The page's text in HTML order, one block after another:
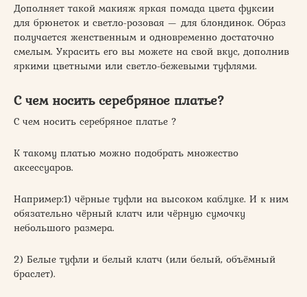
Дополняет такой макияж яркая помада цвета фуксии
для брюнеток и светло-розовая — для блондинок. Образ
получается женственным и одновременно достаточно
смелым. Украсить его вы можете на свой вкус, дополнив
яркими цветными или светло-бежевыми туфлями.
С чем носить серебряное платье?
С чем носить серебряное платье ?
К такому платью можно подобрать множество
аксессуаров.
Например:1) чёрные туфли на высоком каблуке. И к ним
обязательно чёрный клатч или чёрную сумочку
небольшого размера.
2) Белые туфли и белый клатч (или белый, объёмный
браслет).